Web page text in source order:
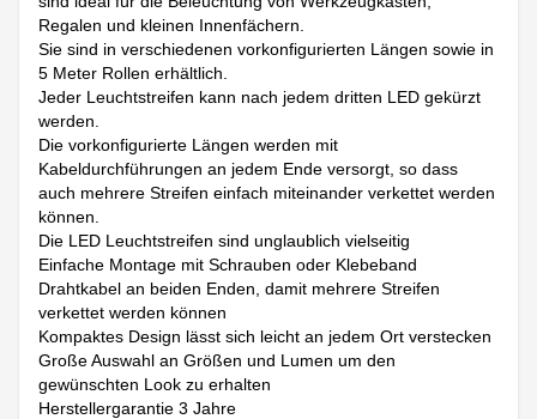
Regalen und kleinen Innenfächern.
Sie sind in verschiedenen vorkonfigurierten Längen sowie in
5 Meter Rollen erhältlich.
Jeder Leuchtstreifen kann nach jedem dritten LED gekürzt
werden.
Die vorkonfigurierte Längen werden mit
Kabeldurchführungen an jedem Ende versorgt, so dass
auch mehrere Streifen einfach miteinander verkettet werden
können.
Die LED Leuchtstreifen sind unglaublich vielseitig
Einfache Montage mit Schrauben oder Klebeband
Drahtkabel an beiden Enden, damit mehrere Streifen
verkettet werden können
Kompaktes Design lässt sich leicht an jedem Ort verstecken
Große Auswahl an Größen und Lumen um den
gewünschten Look zu erhalten
Herstellergarantie 3 Jahre